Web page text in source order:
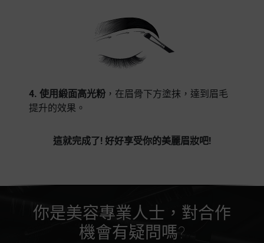
4. 使用緞面高光粉 ，在眉骨下方塗抹，達到眉毛
提升的效果。
這就完成了! 好好享受你的美麗眉妝吧!
你是美容專業人士，對合作
機會有疑問嗎?